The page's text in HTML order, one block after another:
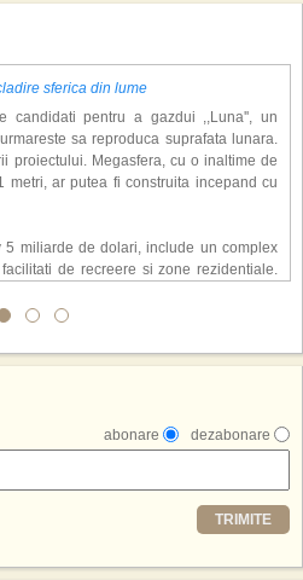
sferica din lume
candidati pentru a gazdui ,,Luna'', un
sa reproduca suprafata lunara.
proiectului. Megasfera, cu o inaltime de
ar putea fi construita incepand cu
5 miliarde de dolari, include un complex
de recreere si zone rezidentiale.
de turisti anual. �Luna� ar putea deveni
anuntam nu doar o locatie, ci poate mai
cofondator al Moon World
acestuia, 2026 ar putea deveni un an
pentru a gazdui aceasta constructie
Egipt, India, Polonia, Thailanda,
licitatia. Totusi, Spania, care se
dezabonare
abonare
TRIMITE